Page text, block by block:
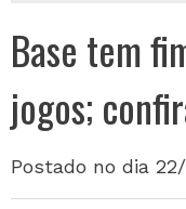
Base tem
jogos;
Postado no dia